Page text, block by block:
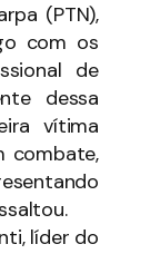
(PTN),
com os
de
dessa
vítima
combate,
líder do